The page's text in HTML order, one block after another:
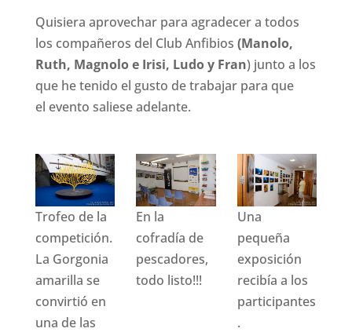
Quisiera aprovechar para agradecer a todos
los compañeros del Club Anfibios (Manolo,
Ruth, Magnolo e Irisi, Ludo y Fran) junto a los
que he tenido el gusto de trabajar para que
el evento saliese adelante.
Trofeo de la
competición.
La Gorgonia
amarilla se
convirtió en
una de las
En la
cofradía de
pescadores,
todo listo!!!
Una
pequeña
exposición
recibía a los
participantes
.